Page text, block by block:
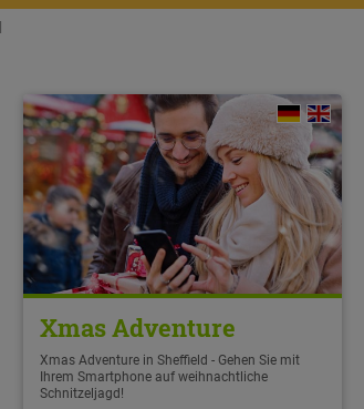
Xmas Adventure
Xmas Adventure in Sheffield - Gehen Sie mit
Ihrem Smartphone auf weihnachtliche
Schnitzeljagd!